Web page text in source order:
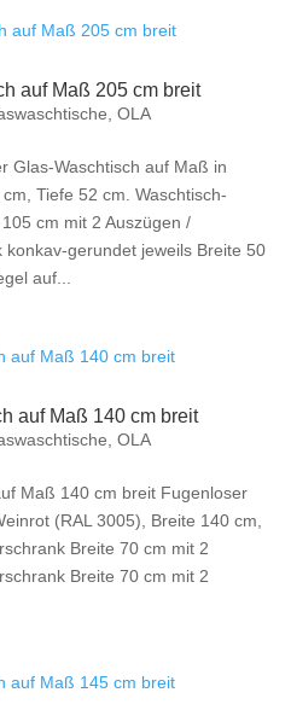
auf Maß 205 cm breit
, OLA
Glas-Waschtisch auf Maß in
Tiefe 52 cm. Waschtisch-
cm mit 2 Auszügen /
gerundet jeweils Breite 50
auf...
auf Maß 140 cm breit
, OLA
Maß 140 cm breit Fugenloser
(RAL 3005), Breite 140 cm,
Breite 70 cm mit 2
Breite 70 cm mit 2